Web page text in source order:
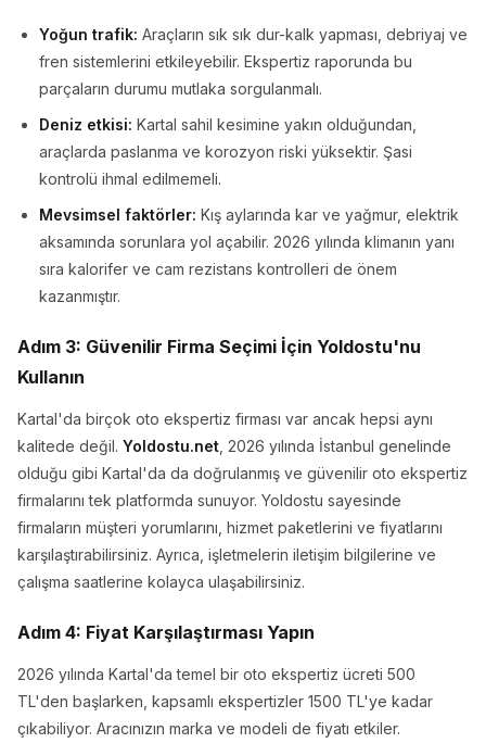
Yoğun trafik: Araçların sık sık dur-kalk yapması, debriyaj ve
fren sistemlerini etkileyebilir. Ekspertiz raporunda bu
parçaların durumu mutlaka sorgulanmalı.
Deniz etkisi: Kartal sahil kesimine yakın olduğundan,
araçlarda paslanma ve korozyon riski yüksektir. Şasi
kontrolü ihmal edilmemeli.
Mevsimsel faktörler: Kış aylarında kar ve yağmur, elektrik
aksamında sorunlara yol açabilir. 2026 yılında klimanın yanı
sıra kalorifer ve cam rezistans kontrolleri de önem
kazanmıştır.
Adım 3: Güvenilir Firma Seçimi İçin Yoldostu'nu
Kullanın
Kartal'da birçok oto ekspertiz firması var ancak hepsi aynı
kalitede değil. Yoldostu.net , 2026 yılında İstanbul genelinde
olduğu gibi Kartal'da da doğrulanmış ve güvenilir oto ekspertiz
firmalarını tek platformda sunuyor. Yoldostu sayesinde
firmaların müşteri yorumlarını, hizmet paketlerini ve fiyatlarını
karşılaştırabilirsiniz. Ayrıca, işletmelerin iletişim bilgilerine ve
çalışma saatlerine kolayca ulaşabilirsiniz.
Adım 4: Fiyat Karşılaştırması Yapın
2026 yılında Kartal'da temel bir oto ekspertiz ücreti 500
TL'den başlarken, kapsamlı ekspertizler 1500 TL'ye kadar
çıkabiliyor. Aracınızın marka ve modeli de fiyatı etkiler.